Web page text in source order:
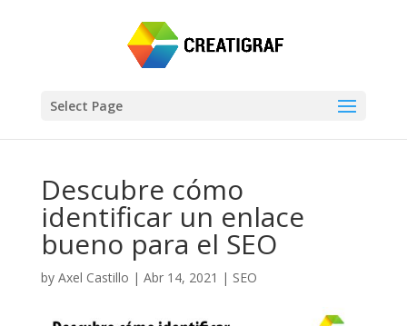
Select Page
Descubre cómo
identificar un enlace
bueno para el SEO
by Axel Castillo | Abr 14, 2021 | SEO